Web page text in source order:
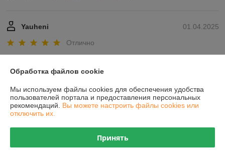
01.04.2025
Yauheni
Отлично
О нас
Обработка файлов cookie
Мы используем файлы cookies для обеспечения удобства
пользователей портала и предоставления персональных
рекомендаций. Вы можете настроить файлы cookies или
отключить их.
Принять